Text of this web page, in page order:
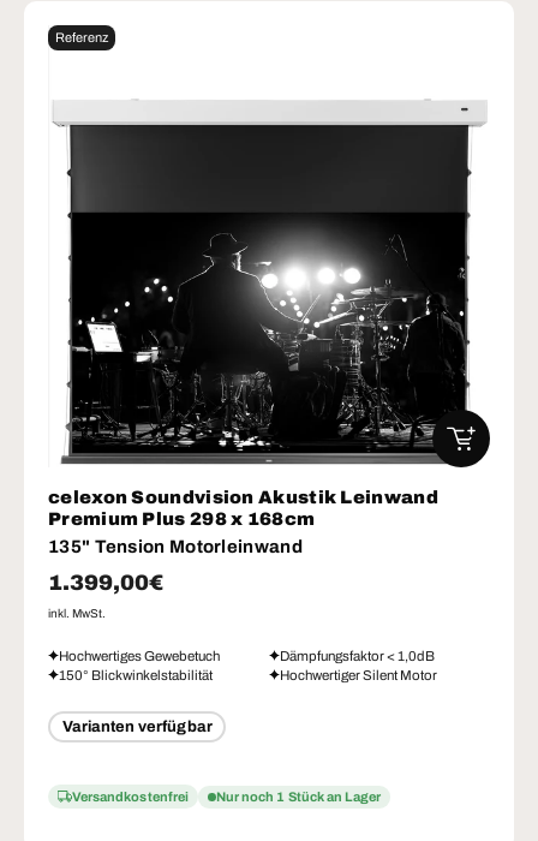
Referenz
celexon Soundvision Akustik Leinwand
Premium Plus 298 x 168cm
135" Tension Motorleinwand
Normaler Preis
1.399,00€
inkl. MwSt.
Hochwertiges Gewebetuch
Dämpfungsfaktor < 1,0dB
150° Blickwinkelstabilität
Hochwertiger Silent Motor
Varianten verfügbar
Versandkostenfrei Nur noch 1 Stück an Lager
IN DEN